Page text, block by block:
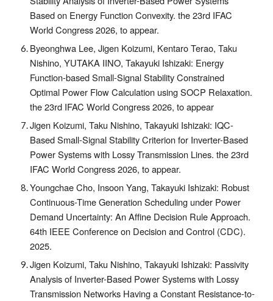
Based on Energy Function Convexity. the 23rd IFAC
World Congress 2026, to appear.
Byeonghwa Lee, Jigen Koizumi, Kentaro Terao, Taku
Nishino, YUTAKA IINO, Takayuki Ishizaki: Energy
Function-based Small-Signal Stability Constrained
Optimal Power Flow Calculation using SOCP Relaxation.
the 23rd IFAC World Congress 2026, to appear
Jigen Koizumi, Taku Nishino, Takayuki Ishizaki: IQC-
Based Small-Signal Stability Criterion for Inverter-Based
Power Systems with Lossy Transmission Lines. the 23rd
IFAC World Congress 2026, to appear.
Youngchae Cho, Insoon Yang, Takayuki Ishizaki: Robust
Continuous-Time Generation Scheduling under Power
Demand Uncertainty: An Affine Decision Rule Approach.
64th IEEE Conference on Decision and Control (CDC).
2025.
Jigen Koizumi, Taku Nishino, Takayuki Ishizaki: Passivity
Analysis of Inverter-Based Power Systems with Lossy
Transmission Networks Having a Constant Resistance-to-